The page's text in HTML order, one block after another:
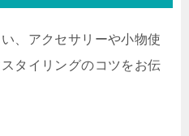
、アクセサリーや小物使
タイリングのコツをお伝